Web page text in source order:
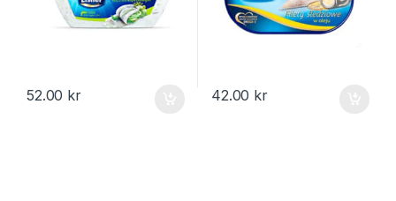
52.00 kr 42.00 kr